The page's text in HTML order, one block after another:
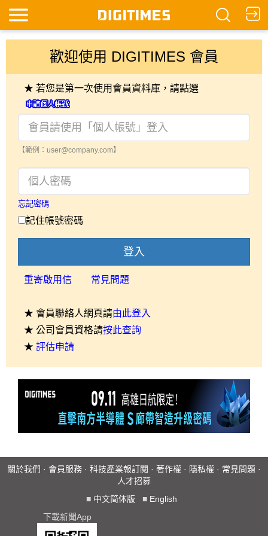
歡迎使用 DIGITIMES 會員
★ 若您是第一次使用會員資料庫，請點選
【範例：user@company.com】
忘記密碼
記住帳號密碼
登入
重寄啟用信 常見問題
★ 會員聯絡人網頁請由此登入
★ 公司會員資格請按此查詢
★ 評估申請
關於我們 · 會員服務 · 科技產業報訂閱 · 著作權 · 隱私權 · 常見問題 ·
人才招募
■ 中文简体版 ■ English
下載新聞App